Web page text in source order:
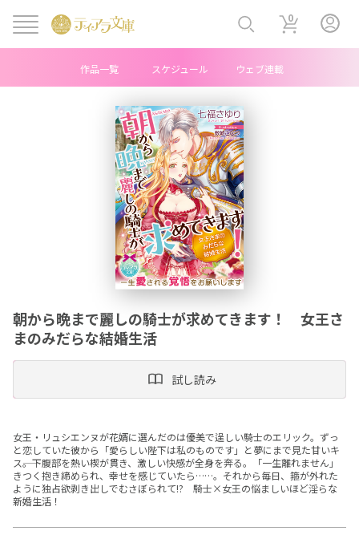
ニ
ュ
庫
作品一覧 スケジュール ウェブ連載
0
朝から晩まで麗しの騎士が求めてきます！ 女王さ
まのみだらな結婚生活
試し読み
女王・リュシエンヌが花婿に選んだのは優美で逞しい騎士のエリック。ずっ
と恋していた彼から「愛らしい陛下は私のものです」と夢にまで見た甘いキ
ス――。下腹部を熱い楔が貫き、激しい快感が全身を奔る。「一生離れません」
きつく抱き締められ、幸せを感じていたら……。それから毎日、箍が外れた
ように独占欲剥き出しでむさぼられて!? 騎士×女王の悩ましいほど淫らな
新婚生活！